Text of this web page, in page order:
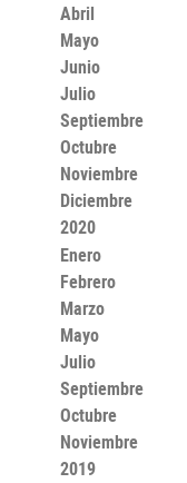
Abril
Mayo
Junio
Julio
Septiembre
Octubre
Noviembre
Diciembre
2020
Enero
Febrero
Marzo
Mayo
Julio
Septiembre
Octubre
Noviembre
2019